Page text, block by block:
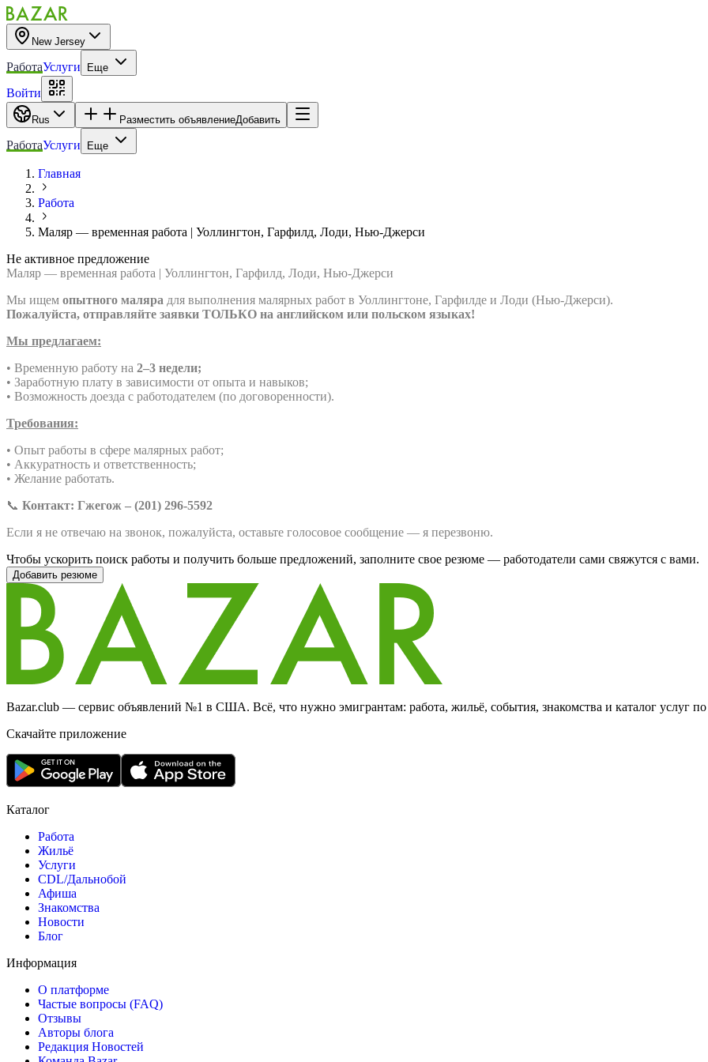
New Jersey
РаботаУслуги Еще
Войти
Rus Разместить объявлениеДобавить
РаботаУслуги Еще
Главная
Работа
Маляр — временная работа | Уоллингтон, Гарфилд, Лоди, Нью-Джерси
Не активное предложение
Маляр — временная работа | Уоллингтон, Гарфилд, Лоди, Нью-Джерси
Мы ищем опытного маляра для выполнения малярных работ в Уоллингтоне, Гарфилде и Лоди (Нью-Джерси).
Пожалуйста, отправляйте заявки ТОЛЬКО на английском или польском языках!
Мы предлагаем:
• Временную работу на 2–3 недели;
• Заработную плату в зависимости от опыта и навыков;
• Возможность доезда с работодателем (по договоренности).
Требования:
• Опыт работы в сфере малярных работ;
• Аккуратность и ответственность;
• Желание работать.
📞 Контакт: Гжегож – (201) 296-5592
Если я не отвечаю на звонок, пожалуйста, оставьте голосовое сообщение — я перезвоню.
Чтобы ускорить поиск работы и получить больше предложений, заполните свое резюме — работодатели сами свяжутся с вами.
Добавить резюме
Bazar.club — сервис объявлений №1 в США. Всё, что нужно эмигрантам: работа, жильё, события, знакомства и каталог услуг
Скачайте приложение
Каталог
Работа
Жильё
Услуги
CDL/Дальнобой
Афиша
Знакомства
Новости
Блог
Информация
О платформе
Частые вопросы (FAQ)
Отзывы
Авторы блога
Редакция Новостей